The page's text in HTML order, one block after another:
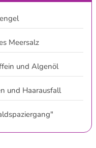
Meersalz
und Algenöl
und Haarausfall